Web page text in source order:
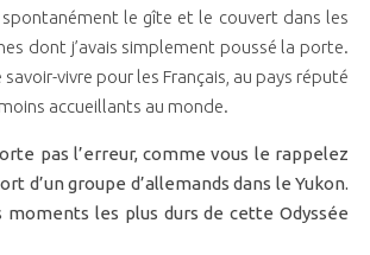
le gîte et le couvert dans les
dont j’avais simplement poussé la porte.
vivre pour les Français, au pays réputé
accueillants au monde.
pas l’erreur, comme vous le rappelez
d’un groupe d’allemands dans le Yukon.
les plus durs de cette Odyssée